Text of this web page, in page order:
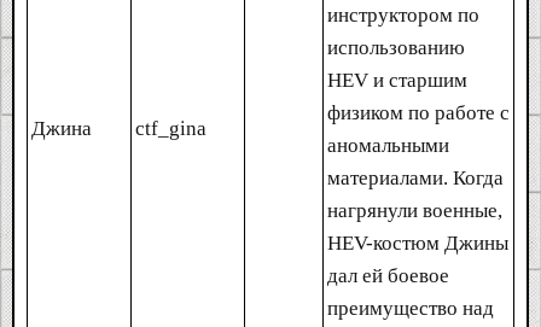
Джина ctf_gina
инструктором по
использованию
HEV и старшим
физиком по работе с
аномальными
материалами. Когда
нагрянули военные,
HEV-костюм Джины
дал ей боевое
преимущество над